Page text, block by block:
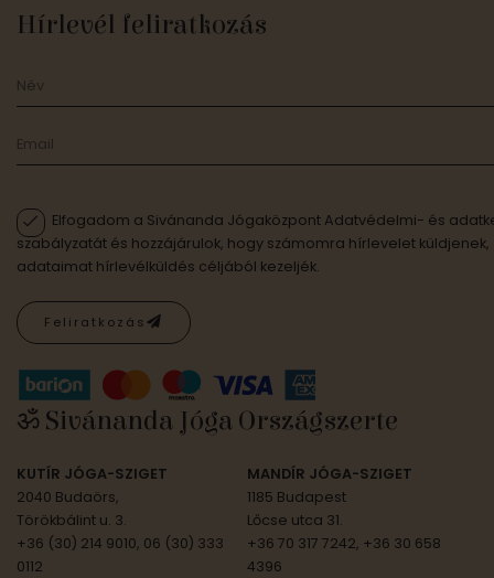
Hírlevél feliratkozás
Elfogadom a Sivánanda Jógaközpont Adatvédelmi- és
szabályzatát és hozzájárulok, hogy számomra hírlevelet küldjenek,
adataimat hírlevélküldés céljából kezeljék.
Feliratkozás
ॐ Sivánanda Jóga Országszerte
KUTÍR JÓGA-SZIGET
2040 Budaörs,
Törökbálint u. 3.
+36 (30) 214 9010, 06 (30) 333
0112
MANDÍR JÓGA-SZIGET
1185 Budapest
Lőcse utca 31.
+36 70 317 7242, +36 30 658
4396